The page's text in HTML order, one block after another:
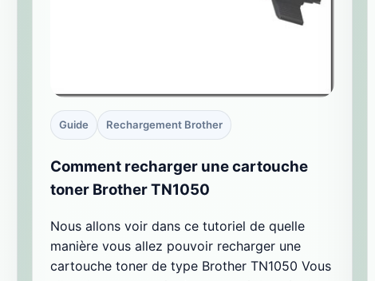
Guide Rechargement Brother
Comment recharger une cartouche
toner Brother TN1050
Nous allons voir dans ce tutoriel de quelle
manière vous allez pouvoir recharger une
cartouche toner de type Brother TN1050 Vous